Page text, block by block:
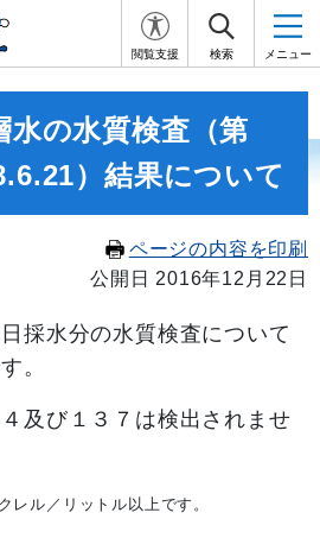
閲覧支援 検索 メニュー
水の水質検査（第
）結果について
ページの内容を印刷
公開日 2016年12月22日
日採水分の水質検査について
。
及び１３７は検出されませ
ル／リットル以上です。